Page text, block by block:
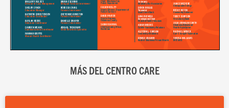
MÁS DEL CENTRO CARE